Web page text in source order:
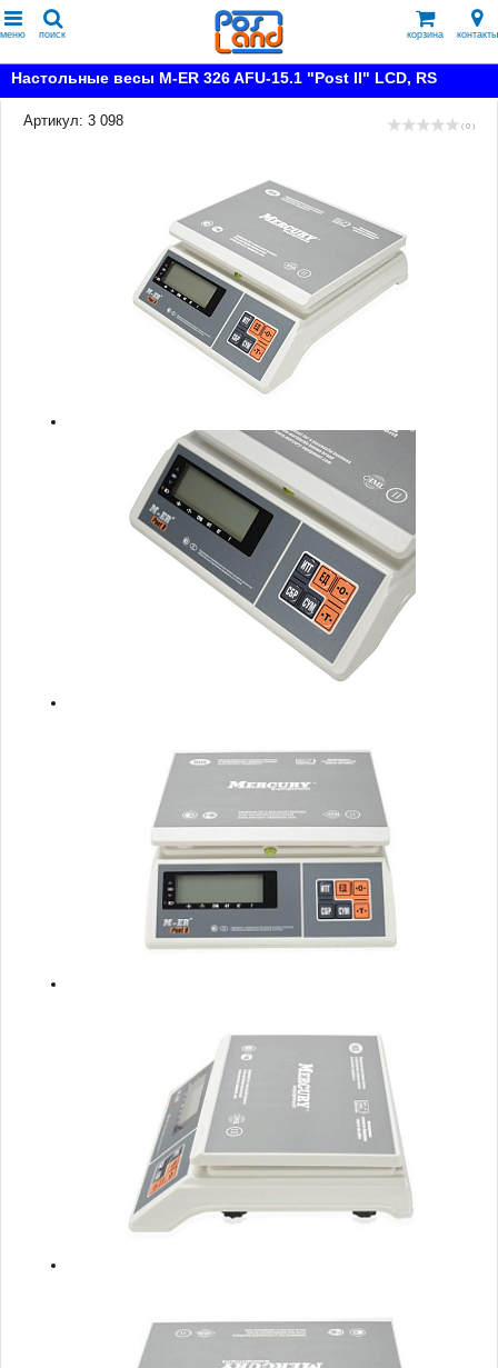
меню поиск корзина контакты
Настольные весы M-ER 326 AFU-15.1 "Post II" LCD, RS
Артикул: 3 098 ( 0 )